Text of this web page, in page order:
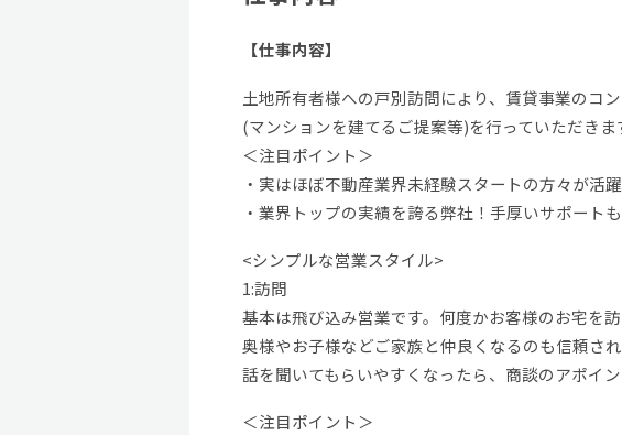
【仕事内容】
土地所有者様への戸別訪問により、賃貸事業のコ
(マンションを建てるご提案等)を行っていただきま
＜注目ポイント＞
・実はほぼ不動産業界未経験スタートの方々が活
・業界トップの実績を誇る弊社！手厚いサポート
<シンプルな営業スタイル>
1:訪問
基本は飛び込み営業です。何度かお客様のお宅を
奥様やお子様などご家族と仲良くなるのも信頼され
話を聞いてもらいやすくなったら、商談のアポイン
＜注目ポイント＞